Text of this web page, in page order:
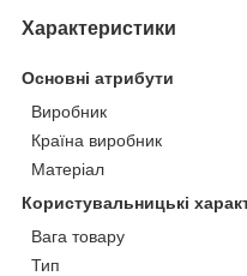
Характеристики
Основні атрибути
Виробник
Країна виробник
Матеріал
Користувальницькі
Вага товару
Тип